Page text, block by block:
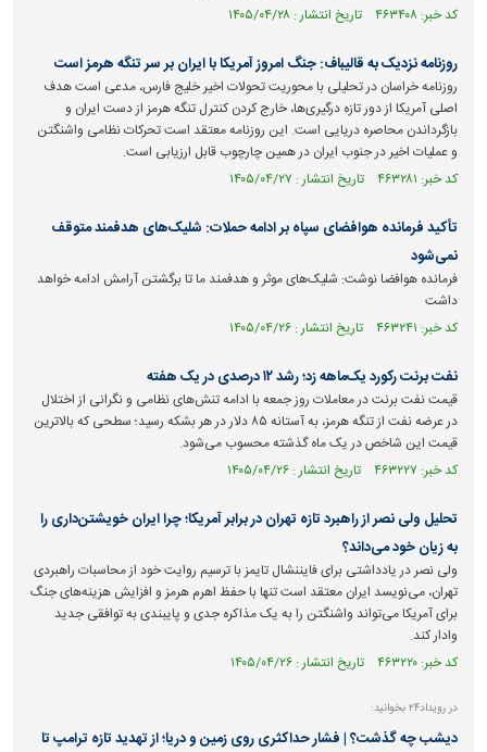
کد خبر: ۴۶۳۴۰۸ تاریخ انتشار : ۱۴۰۵/۰۴/۲۸
روزنامه نزدیک به قالیباف: جنگ امروز آمریکا با ایران بر سر تنگه هرمز است
روزنامه خراسان در تحلیلی با محوریت تحولات اخیر خلیج فارس، مدعی است هدف
اصلی آمریکا از دور تازه درگیری‌ها، خارج کردن کنترل تنگه هرمز از دست ایران و
بازگرداندن محاصره دریایی است. این روزنامه معتقد است تحرکات نظامی واشنگتن
و عملیات اخیر در جنوب ایران در همین چارچوب قابل ارزیابی است.
کد خبر: ۴۶۳۲۸۱ تاریخ انتشار : ۱۴۰۵/۰۴/۲۷
تأکید فرمانده هوافضای سپاه بر ادامه حملات: شلیک‌های هدفمند متوقف
نمی‌شود
فرمانده هوافضا نوشت: شلیک‌های موثر و هدفمند ما تا برگشتن آرامش ادامه خواهد
داشت
کد خبر: ۴۶۳۲۴۱ تاریخ انتشار : ۱۴۰۵/۰۴/۲۶
نفت برنت رکورد یک‌ماهه زد؛ رشد ۱۲ درصدی در یک هفته
قیمت نفت برنت در معاملات روز جمعه با ادامه تنش‌های نظامی و نگرانی از اختلال
در عرضه نفت از تنگه هرمز، به آستانه ۸۵ دلار در هر بشکه رسید؛ سطحی که بالاترین
قیمت این شاخص در یک ماه گذشته محسوب می‌شود.
کد خبر: ۴۶۳۲۲۷ تاریخ انتشار : ۱۴۰۵/۰۴/۲۶
تحلیل ولی نصر از راهبرد تازه تهران در برابر آمریکا؛ چرا ایران خویشتن‌داری را
به زیان خود می‌داند؟
ولی نصر در یادداشتی برای فایننشال تایمز با ترسیم روایت خود از محاسبات راهبردی
تهران، می‌نویسد ایران معتقد است تنها با حفظ اهرم هرمز و افزایش هزینه‌های جنگ
برای آمریکا می‌تواند واشنگتن را به یک مذاکره جدی و پایبندی به توافقی جدید
وادار کند.
کد خبر: ۴۶۳۲۲۰ تاریخ انتشار : ۱۴۰۵/۰۴/۲۶
در رویداد۲۴ بخوانید:
دیشب چه گذشت؟ | فشار حداکثری روی زمین و دریا؛ از تهدید تازه ترامپ تا